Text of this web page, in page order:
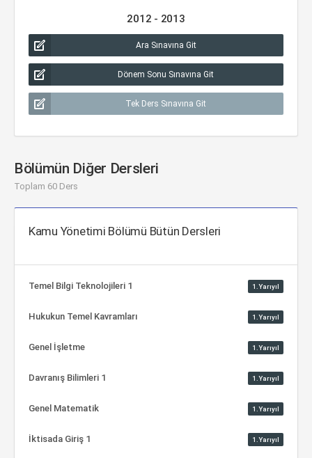
2012 - 2013
Ara Sınavına Git
Dönem Sonu Sınavına Git
Tek Ders Sınavına Git
Bölümün Diğer Dersleri
Toplam 60 Ders
Kamu Yönetimi Bölümü Bütün Dersleri
Temel Bilgi Teknolojileri 1 1.Yarıyıl
Hukukun Temel Kavramları 1.Yarıyıl
Genel İşletme 1.Yarıyıl
Davranış Bilimleri 1 1.Yarıyıl
Genel Matematik 1.Yarıyıl
İktisada Giriş 1 1.Yarıyıl